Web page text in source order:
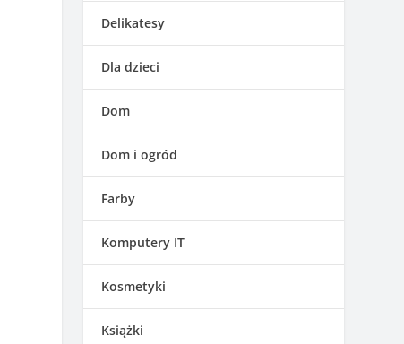
Delikatesy
Dla dzieci
Dom
Dom i ogród
Farby
Komputery IT
Kosmetyki
Książki